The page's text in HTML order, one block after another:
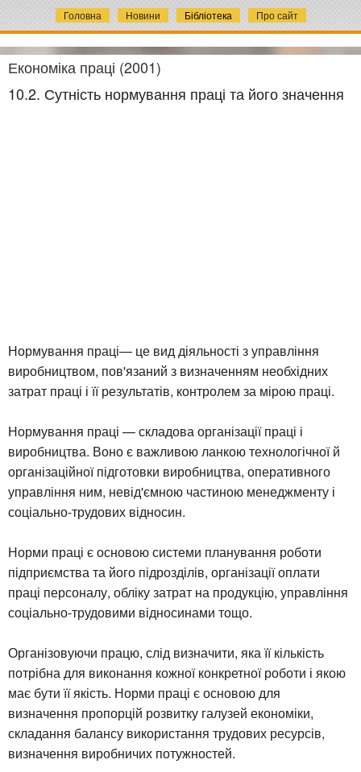
Головна Новини Бібліотека Про сайт
Економіка праці (2001)
10.2. Сутність нормування праці та його значення
Нормування праці— це вид діяльності з управління
виробництвом, пов'язаний з визначенням необхідних
затрат праці і її результатів, контролем за мірою праці.
Нормування праці — складова організації праці і
виробництва. Воно є важливою ланкою технологічної й
організаційної підготовки виробництва, оперативного
управління ним, невід'ємною частиною менеджменту і
соціально-трудових відносин.
Норми праці є основою системи планування роботи
підприємства та його підрозділів, організації оплати
праці персоналу, обліку затрат на продукцію, управління
соціально-трудовими відносинами тощо.
Організовуючи працю, слід визначити, яка її кількість
потрібна для виконання кожної конкретної роботи і якою
має бути її якість. Норми праці є основою для
визначення пропорцій розвитку галузей економіки,
складання балансу використання трудових ресурсів,
визначення виробничих потужностей.